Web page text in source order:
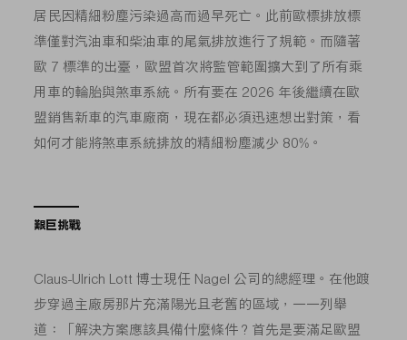
居民因精細粉塵污染過高而過早死亡。此前歐標排放標
準僅對汽油車和柴油車的尾氣排放進行了規範。而隨著
歐 7 標準的出臺，歐盟首次將監管範圍擴大到了所有乘
用車的輪胎與煞車系統。所有要在 2026 年後繼續在歐
盟銷售新車的汽車廠商，現在都必須迅速想出對策，看
如何才能將煞車系統排放的精細粉塵減少 80%。
艱巨挑戰
Claus-Ulrich Lott 博士現任 Nagel 公司的總經理。在他踱
步穿過主廠房那片充滿陽光且老舊的區域，一一列舉
道：「解決方案應該具備什麼條件？首先是要滿足歐盟